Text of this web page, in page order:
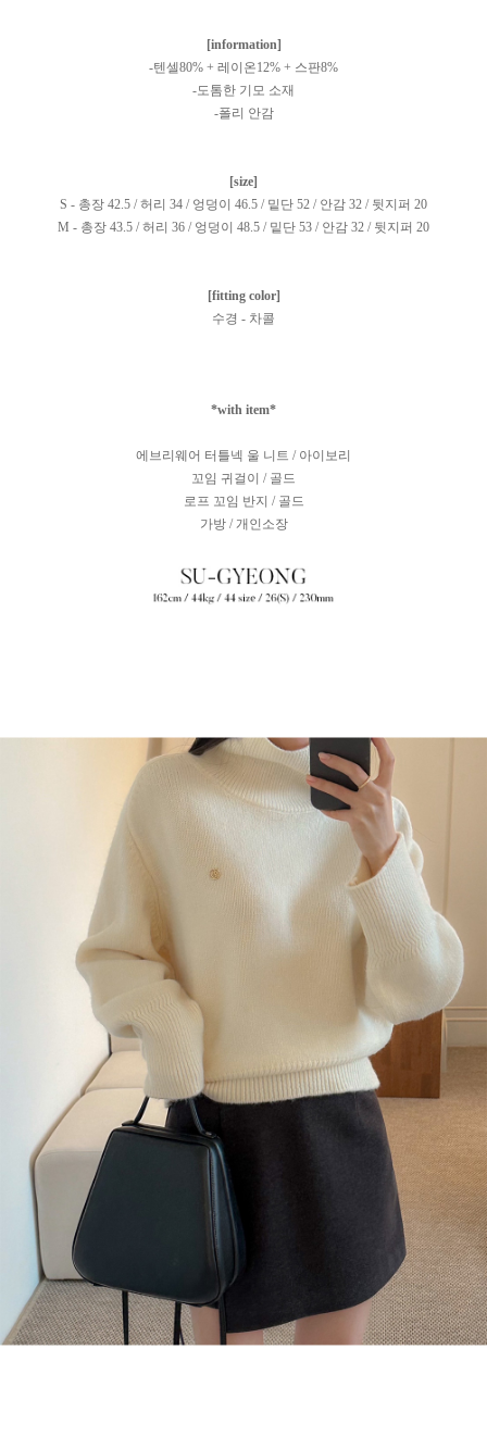
[information]
-텐셀80% + 레이온12% + 스판8%
-도톰한 기모 소재
-폴리 안감
[size]
S - 총장 42.5 / 허리 34 / 엉덩이 46.5 / 밑단 52 / 안감 32 / 뒷지퍼 20
M - 총장 43.5 / 허리 36 / 엉덩이 48.5 / 밑단 53 / 안감 32 / 뒷지퍼 20
[fitting color]
수경 - 차콜
*with item*
에브리웨어 터틀넥 울 니트 / 아이보리
꼬임 귀걸이 / 골드
로프 꼬임 반지 / 골드
가방 / 개인소장